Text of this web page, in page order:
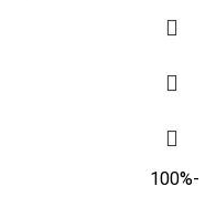
-100%